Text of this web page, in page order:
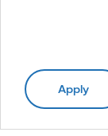
Apply